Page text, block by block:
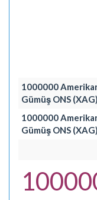
1000000
Gümüş ONS (XAG)
1000000
Gümüş ONS (XAG)